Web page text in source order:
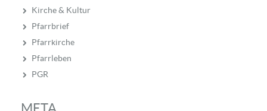
Kirche & Kultur
Pfarrbrief
Pfarrkirche
Pfarrleben
PGR
META